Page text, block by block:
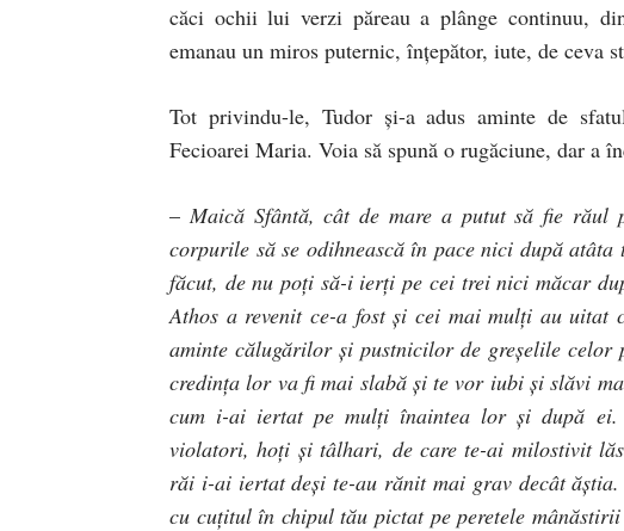
căci ochii lui verzi păreau a plânge continuu,
emanau un miros puternic, înţepător, iute, de ceva
Tot privindu-le, Tudor şi-a adus aminte de
Fecioarei Maria. Voia să spună o rugăciune, dar a
– Maică Sfântă, cât de mare a putut să fie
corpurile să se odihnească în pace nici după
făcut, de nu poţi să-i ierţi pe cei trei nici măcar
Athos a revenit ce-a fost şi cei mai mulţi au uitat
aminte călugărilor şi pustnicilor de greşelile celor
credinţa lor va fi mai slabă şi te vor iubi şi slăvi
cum i-ai iertat pe mulţi înaintea lor şi după
violatori, hoţi şi tâlhari, de care te-ai milostivit
răi i-ai iertat deşi te-au rănit mai grav decât
cu cuţitul în chipul tău pictat pe peretele